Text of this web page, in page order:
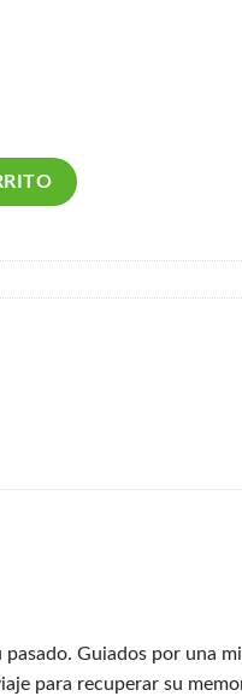
pasado. Guiados por una
para recuperar su